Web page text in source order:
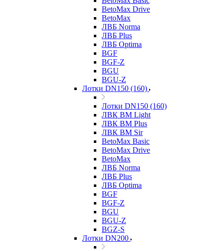
BetoMax Drive
BetoMax
ЛВБ Norma
ЛВБ Plus
ЛВБ Optima
BGF
BGF-Z
BGU
BGU-Z
Лотки DN150 (160)
Лотки DN150 (160)
ЛВК ВМ Light
ЛВК ВМ Plus
ЛВК ВМ Sir
BetoMax Basic
BetoMax Drive
BetoMax
ЛВБ Norma
ЛВБ Plus
ЛВБ Optima
BGF
BGF-Z
BGU
BGU-Z
BGZ-S
Лотки DN200